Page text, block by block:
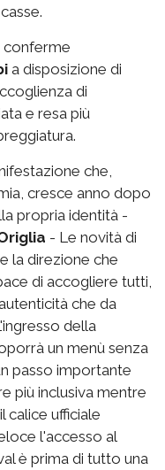
conferme
a disposizione di
di
e resa più
che,
cresce anno dopo
propria identità -
- Le novità di
la direzione che
di accogliere tutti,
che da
della
un menù senza
passo importante
più inclusiva mentre
calice ufficiale
l'accesso al
è prima di tutto una